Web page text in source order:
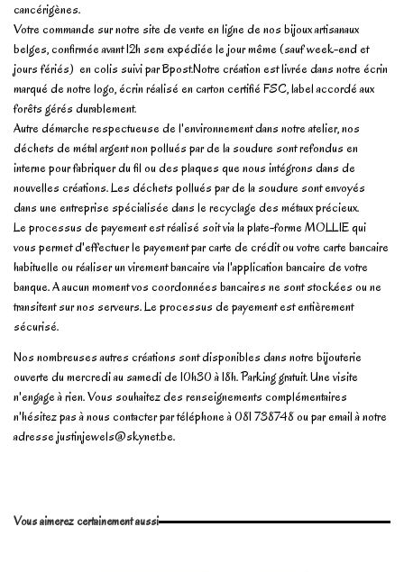
cancérigènes.
Votre commande sur notre site de vente en ligne de nos bijoux artisanaux
belges, confirmée avant 12h sera expédiée le jour même (sauf week-end et
jours fériés) en colis suivi par Bpost.Notre création est livrée dans notre écrin
marqué de notre logo, écrin réalisé en carton certifié FSC, label accordé aux
forêts gérés durablement.
Autre démarche respectueuse de l'environnement dans notre atelier, nos
déchets de métal argent non pollués par de la soudure sont refondus en
interne pour fabriquer du fil ou des plaques que nous intégrons dans de
nouvelles créations. Les déchets pollués par de la soudure sont envoyés
dans une entreprise spécialisée dans le recyclage des métaux précieux.
Le processus de payement est réalisé soit via la plate-forme MOLLIE qui
vous permet d'effectuer le payement par carte de crédit ou votre carte bancaire
habituelle ou réaliser un virement bancaire via l'application bancaire de votre
banque. A aucun moment vos coordonnées bancaires ne sont stockées ou ne
transitent sur nos serveurs. Le processus de payement est entièrement
sécurisé.
Nos nombreuses autres créations sont disponibles dans notre bijouterie
ouverte du mercredi au samedi de 10h30 à 18h. Parking gratuit. Une visite
n'engage à rien. Vous souhaitez des renseignements complémentaires
n'hésitez pas à nous contacter par téléphone à 081 738748 ou par email à notre
adressejustinjewels@skynet.be.
Marque
Vous aimerez certainement aussi